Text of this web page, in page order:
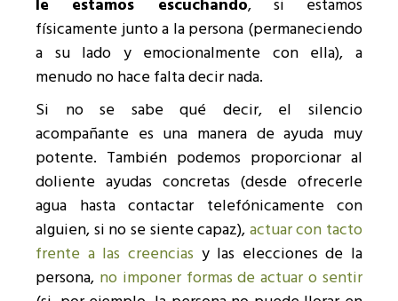
le estamos escuchando, si estamos
físicamente junto a la persona (permaneciendo
a su lado y emocionalmente con ella), a
menudo no hace falta decir nada.
Si no se sabe qué decir, el silencio
acompañante es una manera de ayuda muy
potente. También podemos proporcionar al
doliente ayudas concretas (desde ofrecerle
agua hasta contactar telefónicamente con
alguien, si no se siente capaz),actuar con tacto
frente a las creencias y las elecciones de la
persona, no imponer formas de actuar o sentir